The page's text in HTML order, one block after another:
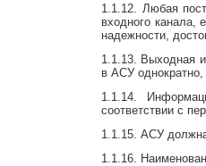
1.1.12. Любая
входного канала,
надежности,
1.1.13. Выходная
в АСУ
1.1.14.
соответствии с
1.1.15. АСУ
1.1.16.